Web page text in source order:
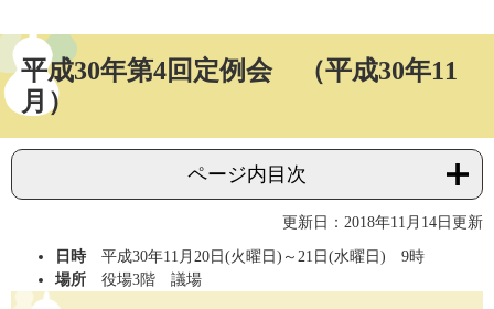
平成30年第4回定例会 （平成30年11
月）
ページ内目次
更新日：2018年11月14日更新
日時 平成30年11月20日(火曜日)～21日(水曜日) 9時
場所 役場3階 議場